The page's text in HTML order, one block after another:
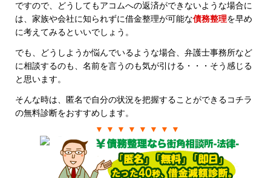
ですので、どうしてもアコムへの返済ができないような場合に
は、家族や会社に知られずに借金整理が可能な債務整理を早め
に考えてみるといいでしょう。
でも、どうしようか悩んでいるような場合、弁護士事務所など
に相談するのも、名前を言うのも気が引ける・・・そう感じる
と思います。
そんな時は、匿名で自分の状況を把握することができるコチラ
の無料診断をおすすめします。
▼ ▼ ▼ ▼ ▼ ▼ ▼ ▼